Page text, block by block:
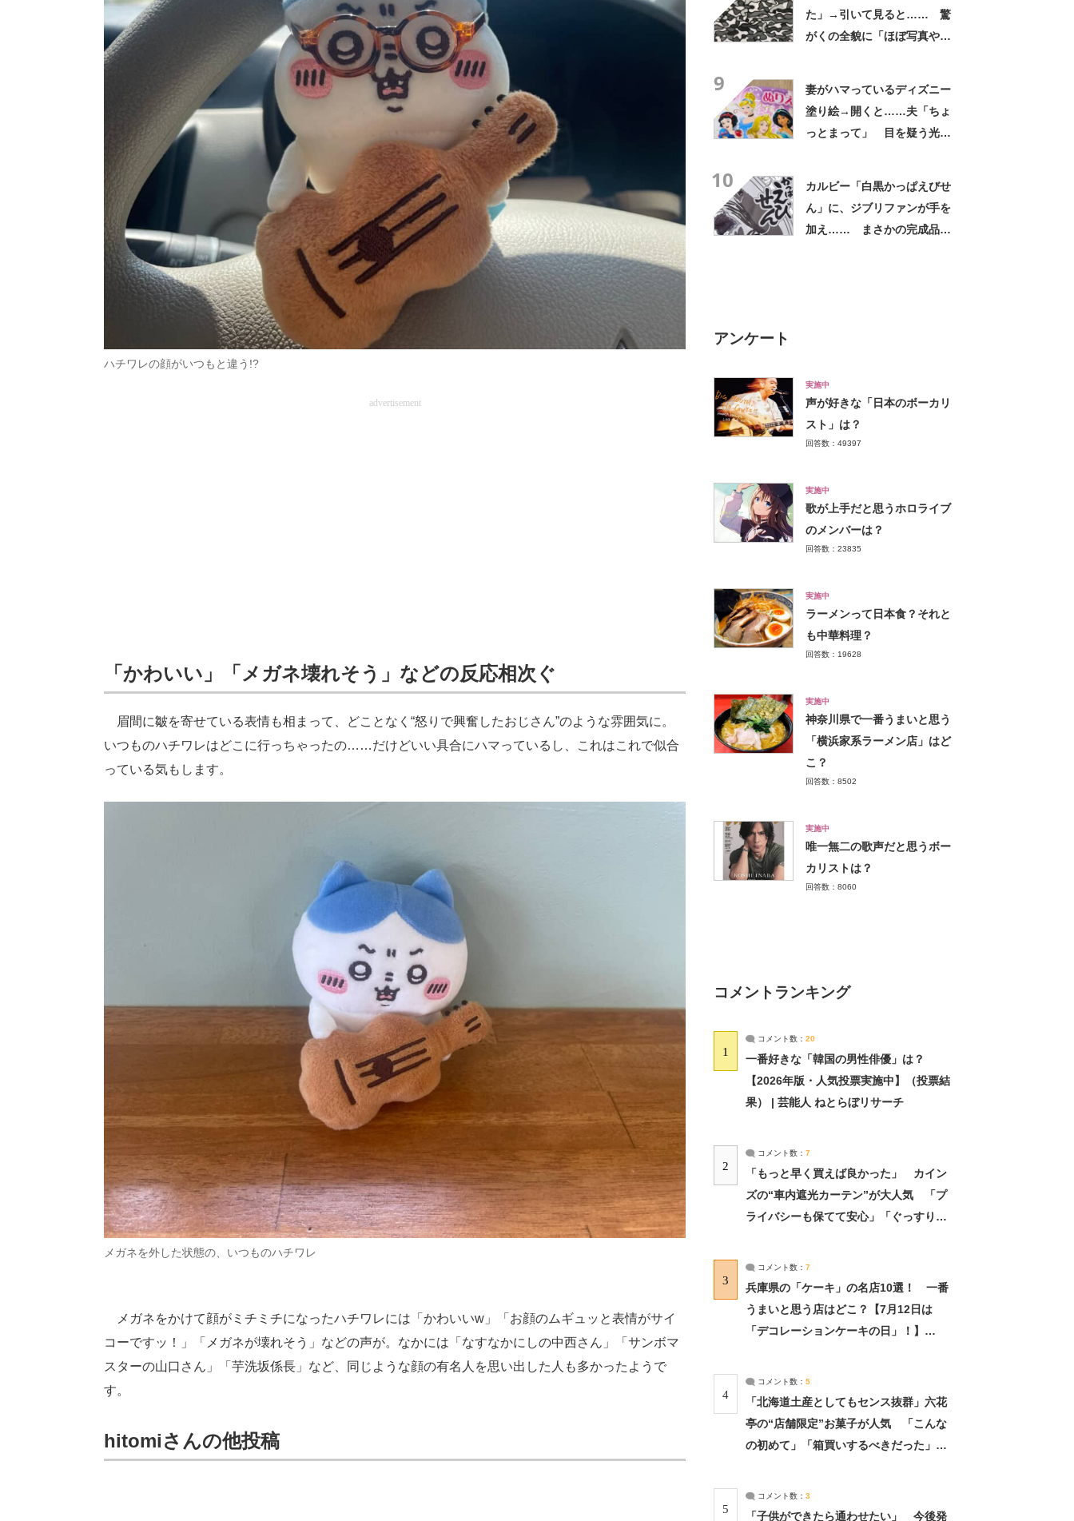
ハチワレの顔がいつもと違う!?
advertisement
「かわいい」「メガネ壊れそう」などの反応相次ぐ
眉間に皺を寄せている表情も相まって、どことなく“怒りで興奮したおじさん”のような雰囲気に。
いつものハチワレはどこに行っちゃったの……だけどいい具合にハマっているし、これはこれで似合
っている気もします。
メガネを外した状態の、いつものハチワレ
メガネをかけて顔がミチミチになったハチワレには「かわいいw」「お顔のムギュッと表情がサイ
コーですッ！」「メガネが壊れそう」などの声が。なかには「なすなかにしの中西さん」「サンボマ
スターの山口さん」「芋洗坂係長」など、同じような顔の有名人を思い出した人も多かったようで
す。
hitomiさんの他投稿
た」→引いて見ると…… 驚
がくの全貌に「ほぼ写真や
9
妻がハマっているディズニー
塗り絵→開くと……夫「ちょ
っとまって」 目を疑う光景
10
カルビー「白黒かっぱえびせ
ん」に、ジブリファンが手を
加え…… まさかの完成品に
アンケート
実施中
声が好きな「日本のボーカリ
スト」は？
回答数：49397
実施中
歌が上手だと思うホロライブ
のメンバーは？
回答数：23835
実施中
ラーメンって日本食？それと
も中華料理？
回答数：19628
実施中
神奈川県で一番うまいと思う
「横浜家系ラーメン店」はど
こ？
回答数：8502
実施中
唯一無二の歌声だと思うボー
カリストは？
回答数：8060
コメントランキング
1
コメント数： 20
一番好きな「韓国の男性俳優」は？
【2026年版・人気投票実施中】（投票結
果） | 芸能人 ねとらぼリサーチ
2
コメント数： 7
「もっと早く買えば良かった」 カイン
ズの“車内遮光カーテン”が大人気 「プ
ライバシーも保てて安心」「ぐっすり眠
3
コメント数： 7
兵庫県の「ケーキ」の名店10選！ 一番
うまいと思う店はどこ？【7月12日は
「デコレーションケーキの日」！】
4
コメント数： 5
「北海道土産としてもセンス抜群」六花
亭の“店舗限定”お菓子が人気 「こんな
の初めて」「箱買いするべきだった」
5
コメント数： 3
「子供ができたら通わせたい」 今後発